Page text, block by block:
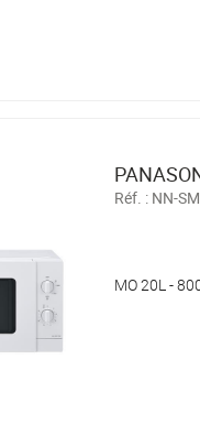
Réf. : NN-
MO 20L -